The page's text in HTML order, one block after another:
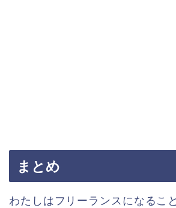
まとめ
わたしはフリーランスになるこ